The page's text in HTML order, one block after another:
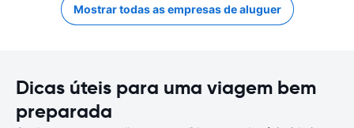
Mostrar todas as empresas de aluguer
Dicas úteis para uma viagem bem
preparada